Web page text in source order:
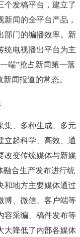
个发稿平台，建立了
闻的全平台产品，
部门的编播效率。新
统电视播出平台为主
端”抢占新闻第一落
闻报道的常态。
、多种生成、多元
立起科学、高效、通
改变传统媒体与新媒
融合生产发布进行统
和地方主要媒体通过
博、微信、客户端等
容采编、稿件发布等
大降低了内部各媒体